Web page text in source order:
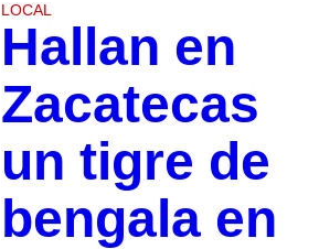
LOCAL
Hallan en
Zacatecas
un tigre de
bengala en